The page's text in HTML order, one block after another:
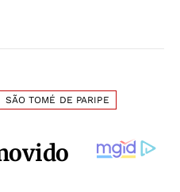
SÃO TOMÉ DE PARIPE